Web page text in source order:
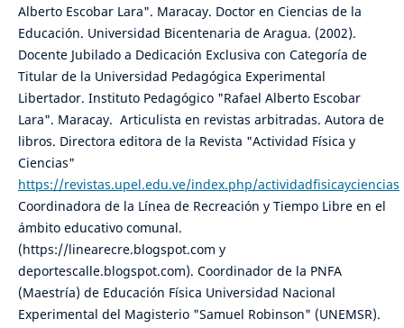
Alberto Escobar Lara". Maracay. Doctor en Ciencias de la
Educación. Universidad Bicentenaria de Aragua. (2002).
Docente Jubilado a Dedicación Exclusiva con Categoría de
Titular de la Universidad Pedagógica Experimental
Libertador. Instituto Pedagógico "Rafael Alberto Escobar
Lara". Maracay. Articulista en revistas arbitradas. Autora de
libros. Directora editora de la Revista "Actividad Física y
Ciencias"
https://revistas.upel.edu.ve/index.php/actividadfisicayciencias
Coordinadora de la Línea de Recreación y Tiempo Libre en el
ámbito educativo comunal.
(https://linearecre.blogspot.com y
deportescalle.blogspot.com). Coordinador de la PNFA
(Maestría) de Educación Física Universidad Nacional
Experimental del Magisterio "Samuel Robinson" (UNEMSR).